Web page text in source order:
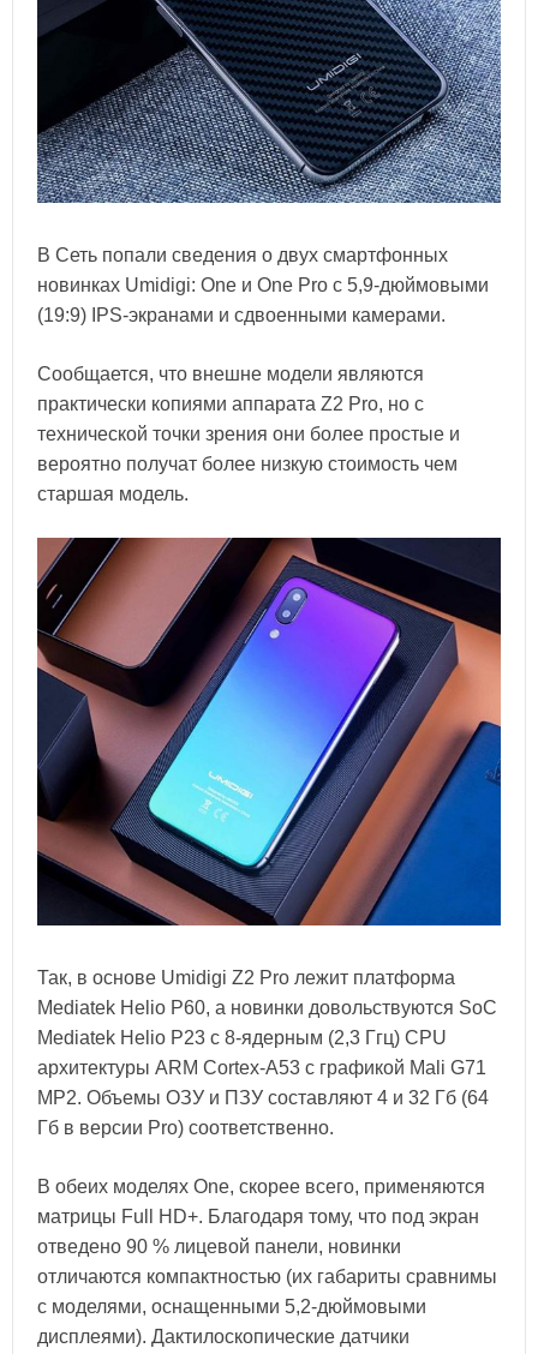
В Сеть попали сведения о двух смартфонных
новинках Umidigi: One и One Pro с 5,9-дюймовыми
(19:9) IPS-экранами и сдвоенными камерами.
Сообщается, что внешне модели являются
практически копиями аппарата Z2 Pro, но с
технической точки зрения они более простые и
вероятно получат более низкую стоимость чем
старшая модель.
Так, в основе Umidigi Z2 Pro лежит платформа
Mediatek Helio P60, а новинки довольствуются SoC
Mediatek Helio P23 с 8-ядерным (2,3 Ггц) CPU
архитектуры ARM Cortex-A53 с графикой Mali G71
MP2. Объемы ОЗУ и ПЗУ составляют 4 и 32 Гб (64
Гб в версии Pro) соответственно.
В обеих моделях One, скорее всего, применяются
матрицы Full HD+. Благодаря тому, что под экран
отведено 90 % лицевой панели, новинки
отличаются компактностью (их габариты сравнимы
с моделями, оснащенными 5,2-дюймовыми
дисплеями). Дактилоскопические датчики